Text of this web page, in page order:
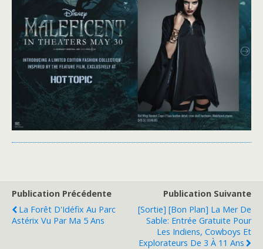
Publication Précédente
La Forêt D'Idéfix Au Parc
Astérix Vu Par Ma 5 Ans
Publication Suivante
[Sortie] [Bon Plan] La Mer De
Sable: Entrée Gratuite Pour
Les Indiens, Cowboys Et
Explorateurs De 3 À 11 Ans